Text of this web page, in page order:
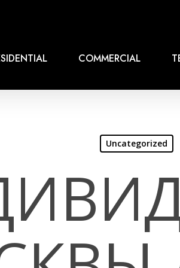
COMMERCIAL
Uncategorized